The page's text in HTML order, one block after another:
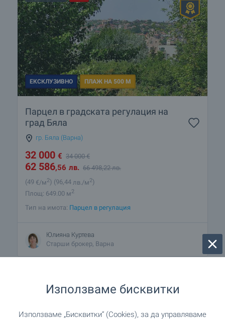
ЕКСКЛУЗИВНО ПЛАЖ НА 500 М
Парцел в градската регулация на
град Бяла
гр. Бяла (Варна)
32 000 € 34 000€
62 586,56 лв. 66 498,22 лв.
(49 €/м2) (96,44 лв./м2)
Площ: 649.00 м2
Тип на имота: Парцел в регулация
Юлияна Куртева
Старши брокер, Варна
Използваме бисквитки
Използваме „Бисквитки“ (Cookies), за да управляваме